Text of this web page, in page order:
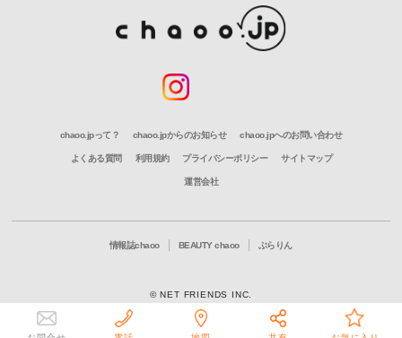
chaoo.jpって？ chaoo.jpからのお知らせ chaoo.jpへのお問い合わせ
よくある質問 利用規約 プライバシーポリシー サイトマップ
運営会社
情報誌chaoo BEAUTY chaoo ぶらりん
© NET FRIENDS INC.